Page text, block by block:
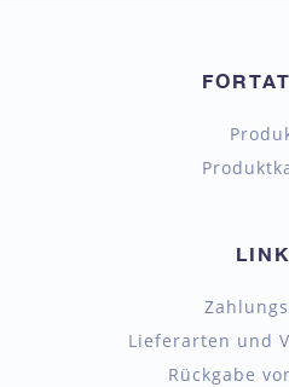
Lieferarten und
Rückgabe